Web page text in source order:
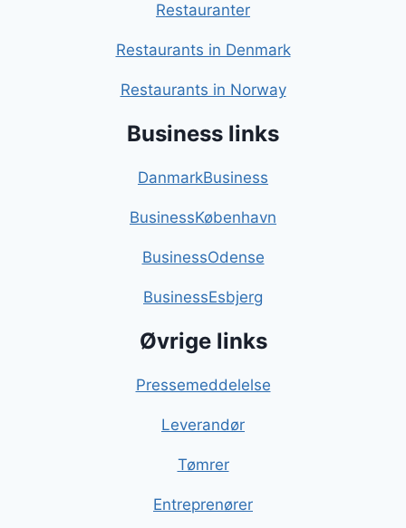
Restauranter
Restaurants in Denmark
Restaurants in Norway
Business links
DanmarkBusiness
BusinessKøbenhavn
BusinessOdense
BusinessEsbjerg
Øvrige links
Pressemeddelelse
Leverandør
Tømrer
Entreprenører